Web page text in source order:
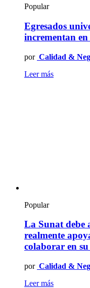
Popular
Egresados
incrementan
por Calidad &
Leer más
Popular
La Sunat debe
realmente
colaborar en
por Calidad &
Leer más